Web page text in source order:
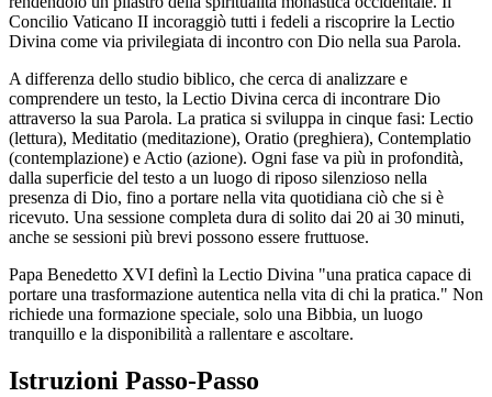
Concilio Vaticano II incoraggiò tutti i fedeli a riscoprire la Lectio
Divina come via privilegiata di incontro con Dio nella sua Parola.
A differenza dello studio biblico, che cerca di analizzare e
comprendere un testo, la Lectio Divina cerca di incontrare Dio
attraverso la sua Parola. La pratica si sviluppa in cinque fasi: Lectio
(lettura), Meditatio (meditazione), Oratio (preghiera), Contemplatio
(contemplazione) e Actio (azione). Ogni fase va più in profondità,
dalla superficie del testo a un luogo di riposo silenzioso nella
presenza di Dio, fino a portare nella vita quotidiana ciò che si è
ricevuto. Una sessione completa dura di solito dai 20 ai 30 minuti,
anche se sessioni più brevi possono essere fruttuose.
Papa Benedetto XVI definì la Lectio Divina "una pratica capace di
portare una trasformazione autentica nella vita di chi la pratica." Non
richiede una formazione speciale, solo una Bibbia, un luogo
tranquillo e la disponibilità a rallentare e ascoltare.
Istruzioni Passo-Passo